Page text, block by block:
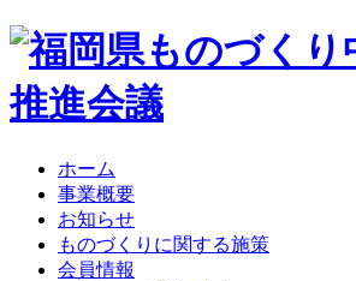
ホーム
事業概要
お知らせ
ものづくりに関する施策
会員情報